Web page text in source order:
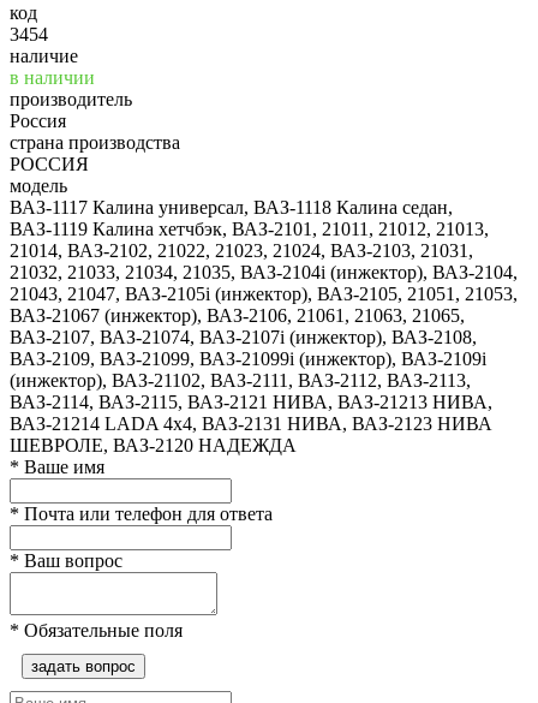
код
3454
наличие
в наличии
производитель
Россия
страна производства
РОССИЯ
модель
ВАЗ-1117 Калина универсал, ВАЗ-1118 Калина седан,
ВАЗ-1119 Калина хетчбэк, ВАЗ-2101, 21011, 21012, 21013,
21014, ВАЗ-2102, 21022, 21023, 21024, ВАЗ-2103, 21031,
21032, 21033, 21034, 21035, ВАЗ-2104i (инжектор), ВАЗ-2104,
21043, 21047, ВАЗ-2105i (инжектор), ВАЗ-2105, 21051, 21053,
ВАЗ-21067 (инжектор), ВАЗ-2106, 21061, 21063, 21065,
ВАЗ-2107, ВАЗ-21074, ВАЗ-2107i (инжектор), ВАЗ-2108,
ВАЗ-2109, ВАЗ-21099, ВАЗ-21099i (инжектор), ВАЗ-2109i
(инжектор), ВАЗ-21102, ВАЗ-2111, ВАЗ-2112, ВАЗ-2113,
ВАЗ-2114, ВАЗ-2115, ВАЗ-2121 НИВА, ВАЗ-21213 НИВА,
ВАЗ-21214 LADA 4х4, ВАЗ-2131 НИВА, ВАЗ-2123 НИВА
ШЕВРОЛЕ, ВАЗ-2120 НАДЕЖДА
* Ваше имя
* Почта или телефон для ответа
* Ваш вопрос
* Обязательные поля
задать вопрос